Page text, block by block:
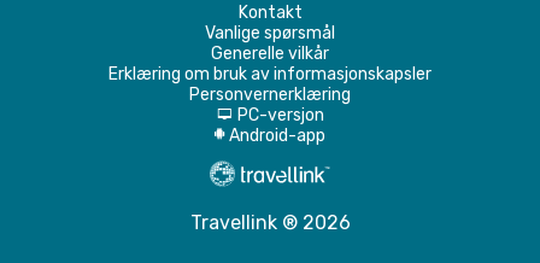
Kontakt
Vanlige spørsmål
Generelle vilkår
Erklæring om bruk av informasjonskapsler
Personvernerklæring
d PC-versjon
A Android-app
Travellink ® 2026